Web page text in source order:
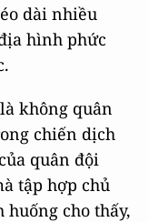
dài nhiều
hình phức
không quân
chiến dịch
quân đội
tập hợp chủ
cho thấy,